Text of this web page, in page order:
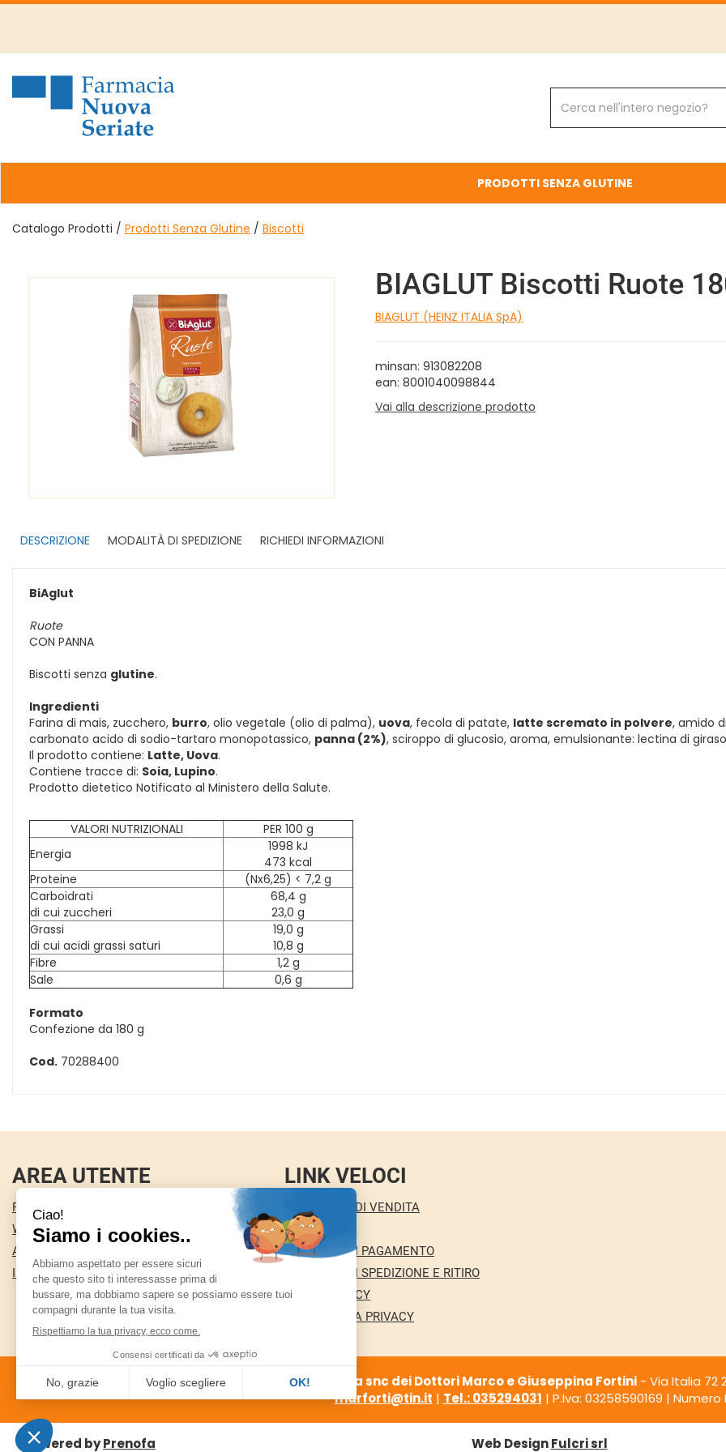
Passa
principale
Farmacia
Nuova
Prodotto
PRODOTTI SENZA GLUTINE
Catalogo Prodotti / Prodotti Senza Glutine / Biscotti
BIAGLUT Biscotti Ruote
BIAGLUT (HEINZ ITALIA SpA)
minsan: 913082208
ean: 8001040098844
Vai alla descrizione prodotto
DESCRIZIONE MODALITÀ DI SPEDIZIONE RICHIEDI INFORMAZIONI
BiAglut
Ruote
CON PANNA
Biscotti senza glutine.
Ingredienti
Farina di mais, zucchero, burro, olio vegetale (olio di palma), uova, fecola di patate, latte scremato in polvere, amido
carbonato acido di sodio-tartaro monopotassico, panna (2%), sciroppo di glucosio, aroma, emulsionante: lectina di
Il prodotto contiene: Latte, Uova.
Contiene tracce di: Soia, Lupino.
Prodotto dietetico Notificato al Ministero della Salute.
VALORI NUTRIZIONALI
PER 100 g
Energia
1998 kJ
473 kcal
Proteine
(Nx6,25) < 7,2 g
Carboidrati
di cui zuccheri
68,4 g
23,0 g
Grassi
di cui acidi grassi saturi
19,0 g
10,8 g
Fibre
1,2 g
Sale
0,6 g
Formato
Confezione da 180 g
Cod. 70288400
AREA UTENTE
REGISTRATI
WISHLIST
ACCEDI
ISCRIZIONE ALLA NEWSLETTER
LINK VELOCI
CONDIZIONI DI VENDITA
CONTATTI
MODALITÀ DI PAGAMENTO
MODALITÀ DI SPEDIZIONE E RITIRO
COOKIE POLICY
INFORMATIVA PRIVACY
Farmacia Nuova snc dei Dottori Marco e Giuseppina Fortini- Via Italia 72
marforti@tin.it | Tel.: 035294031 | P.Iva: 03258590169 | Numero
Powered byPrenofa Web DesignFulcri srl